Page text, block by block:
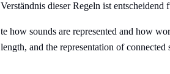
Verständnis dieser Regeln ist entscheidend
te how sounds are represented and how
length, and the representation of